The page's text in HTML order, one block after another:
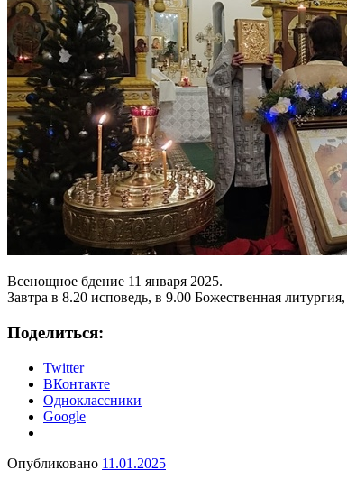
Всенощное бдение 11 января 2025.
Завтра в 8.20 исповедь, в 9.00 Божественная
Поделиться:
Twitter
ВКонтакте
Одноклассники
Google
Опубликовано 11.01.2025